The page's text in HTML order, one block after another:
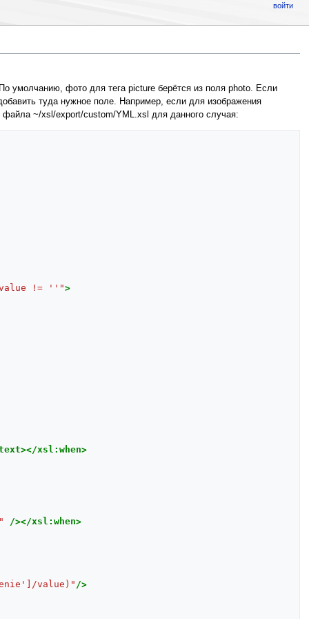
умолчанию, фото для тега picture берётся из поля photo. Если
туда нужное поле. Например, если для изображения
файла ~/xsl/export/custom/YML.xsl для данного случая:
value != ''">
xsl:when>
/></xsl:when>
value)" />
войти